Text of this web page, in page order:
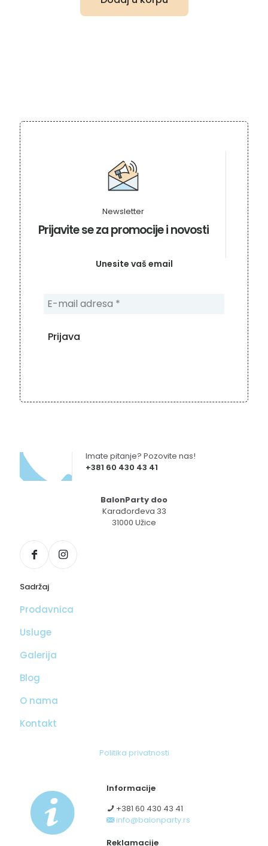
Prijavite se za promocije i novosti
Newsletter
Unesite vaš email
+381 60 430 43 41
Imate pitanje? Pozovite nas!
BalonParty doo
Karađorđeva 33
31000 Užice
Sadržaj
Prodavnica
Usluge
Galerija
Blog
O nama
Kontakt
Politika privatnosti
Informacije
+381 60 430 43 41
info@balonparty.rs
Reklamacije